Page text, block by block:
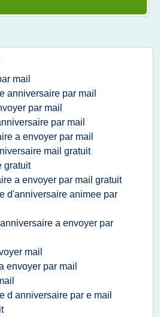
mail
anniversaire par mail
par mail
par mail
a envoyer par mail
mail gratuit
gratuit
a envoyer par mail gratuit
d'anniversaire animee par
a envoyer par
mail
envoyer par mail
d anniversaire par e mail